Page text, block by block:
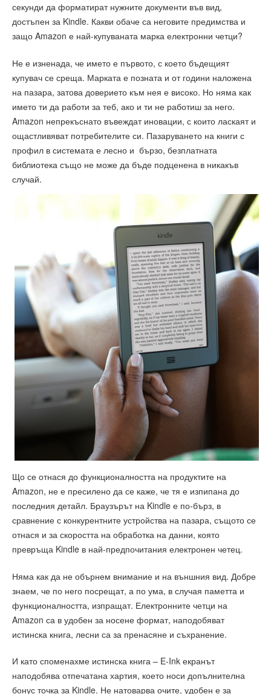
секунди да форматират нужните документи във вид,
достъпен за Kindle. Какви обаче са неговите предимства и
защо Amazon е най-купуваната марка електронни четци?
Не е изненада, че името е първото, с което бъдещият
купувач се среща. Марката е позната и от години наложена
на пазара, затова доверието към нея е високо. Но няма как
името ти да работи за теб, ако и ти не работиш за него.
Amazon непрекъснато въвеждат иновации, с които ласкаят и
ощастливяват потребителите си. Пазаруването на книги с
профил в системата е лесно и бързо, безплатната
библиотека също не може да бъде подценена в никакъв
случай.
Що се отнася до функционалността на продуктите на
Amazon, не е пресилено да се каже, че тя е изпипана до
последния детайл. Браузърът на Kindle е по-бърз, в
сравнение с конкурентните устройства на пазара, същото се
отнася и за скоростта на обработка на данни, която
превръща Kindle в най-предпочитания електронен четец.
Няма как да не обърнем внимание и на външния вид. Добре
знаем, че по него посрещат, а по ума, в случая паметта и
функционалността, изпращат. Електронните четци на
Amazon са в удобен за носене формат, наподобяват
истинска книга, лесни са за пренасяне и съхранение.
И като споменахме истинска книга – E-Ink екранът
наподобява отпечатана хартия, което носи допълнителна
бонус точка за Kindle. Не натоварва очите, удобен е за